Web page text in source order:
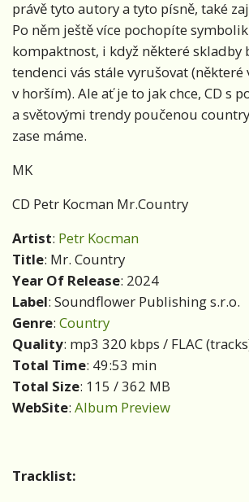
právě tyto autory a tyto písně, také
Po něm ještě více pochopíte
kompaktnost, i když některé
tendenci vás stále vyrušovat
v horším). Ale ať je to jak chce, CD s
a světovými trendy poučenou
zase máme.
MK
CD Petr Kocman Mr.Country
Artist: Petr Kocman
Title: Mr. Country
Year Of Release: 2024
Label: Soundflower Publishing s.r.o.
Genre: Country
Quality: mp3 320 kbps / FLAC
Total Time: 49:53 min
Total Size: 115 / 362 MB
WebSite: Album Preview
Tracklist: